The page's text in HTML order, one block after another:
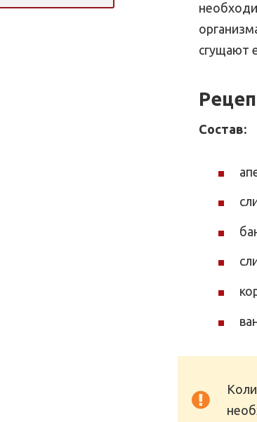
сгущают
Состав: